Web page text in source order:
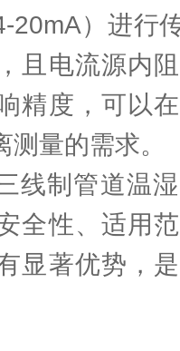
20mA）进行
且电流源内
精度，可以
量的需求。
线制管道温
全性、适用
显著优势，